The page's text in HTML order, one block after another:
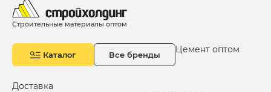
Строительные материалы оптом
Каталог Все бренды Цемент оптом
Доставка